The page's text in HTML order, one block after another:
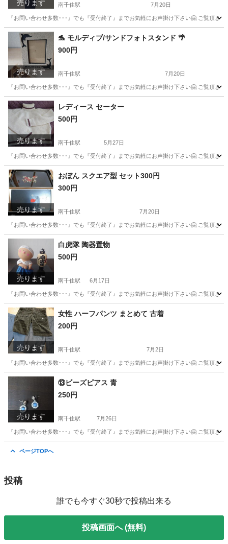
売ります 南千住駅 7月20日
『お問い合わせ多数･･･』でも『受付終了』までお気軽にお声掛け下さい🤗 ご覧頂
東京 台東区 スーツ
売ります
🐬 モルディブ/サンドフォトスタンド 🌴
900円
南千住駅 7月20日
『お問い合わせ多数･･･』でも『受付終了』までお気軽にお声掛け下さい🤗 ご覧頂
東京 荒川区 南千住駅 インテリア雑貨/小物
売ります
レディース セーター
500円
南千住駅 5月27日
『お問い合わせ多数･･･』でも『受付終了』までお気軽にお声掛け下さい🤗 ご覧頂
東京 台東区 南千住駅 セーター 電車
売ります
おぼん スクエア型 セット300円
300円
南千住駅 7月20日
『お問い合わせ多数･･･』でも『受付終了』までお気軽にお声掛け下さい🤗 ご覧頂
東京 台東区 南千住駅 家庭用品
売ります
白虎隊 陶器置物
500円
南千住駅 6月17日
『お問い合わせ多数･･･』でも『受付終了』までお気軽にお声掛け下さい🤗 ご覧頂
東京 荒川区 南千住駅 インテリア雑貨/小物 置物
売ります
女性 ハーフパンツ まとめて 古着
200円
南千住駅 7月2日
『お問い合わせ多数･･･』でも『受付終了』までお気軽にお声掛け下さい🤗 ご覧頂
東京 台東区 南千住駅 ボトムス
売ります
⑬ビーズピアス 青
250円
南千住駅 7月26日
『お問い合わせ多数･･･』でも『受付終了』までお気軽にお声掛け下さい🤗 ご覧頂
ページTOPへ
投稿
誰でも今すぐ30秒で投稿出来る
投稿画面へ (無料)